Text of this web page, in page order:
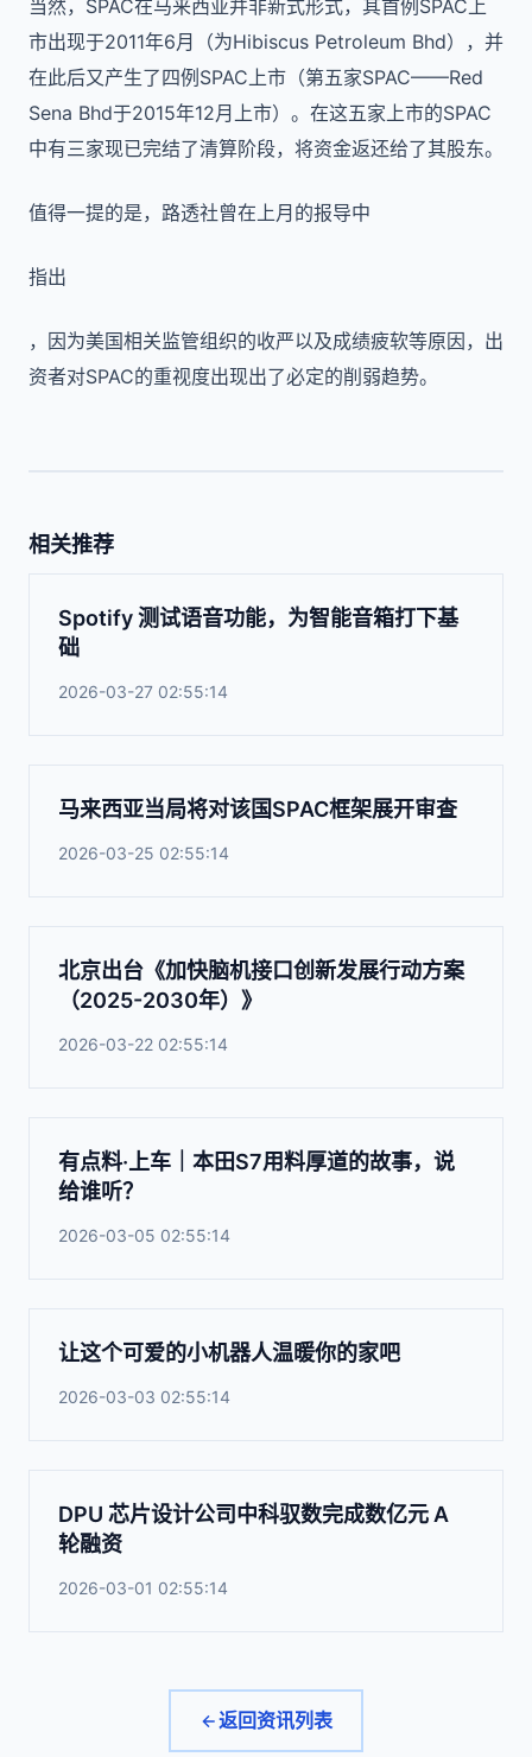
当然，SPAC在马来西亚并非新式形式，其首例SPAC上
市出现于2011年6月（为Hibiscus Petroleum Bhd），并
在此后又产生了四例SPAC上市（第五家SPAC——Red
Sena Bhd于2015年12月上市）。在这五家上市的SPAC
中有三家现已完结了清算阶段，将资金返还给了其股东。
值得一提的是，路透社曾在上月的报导中
指出
，因为美国相关监管组织的收严以及成绩疲软等原因，出
资者对SPAC的重视度出现出了必定的削弱趋势。
相关推荐
Spotify 测试语音功能，为智能音箱打下基
础
2026-03-27 02:55:14
马来西亚当局将对该国SPAC框架展开审查
2026-03-25 02:55:14
北京出台《加快脑机接口创新发展行动方案
（2025-2030年）》
2026-03-22 02:55:14
有点料·上车｜本田S7用料厚道的故事，说
给谁听？
2026-03-05 02:55:14
让这个可爱的小机器人温暖你的家吧
2026-03-03 02:55:14
DPU 芯片设计公司中科驭数完成数亿元 A
轮融资
2026-03-01 02:55:14
返回资讯列表